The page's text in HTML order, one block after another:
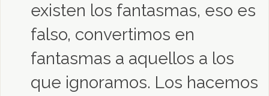
existen los fantasmas, eso es
falso, convertimos en
fantasmas a aquellos a los
que ignoramos. Los hacemos